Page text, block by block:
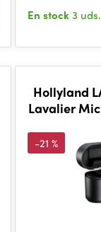
En stock3 uds.
Hollyland
Lavalier
-21 %